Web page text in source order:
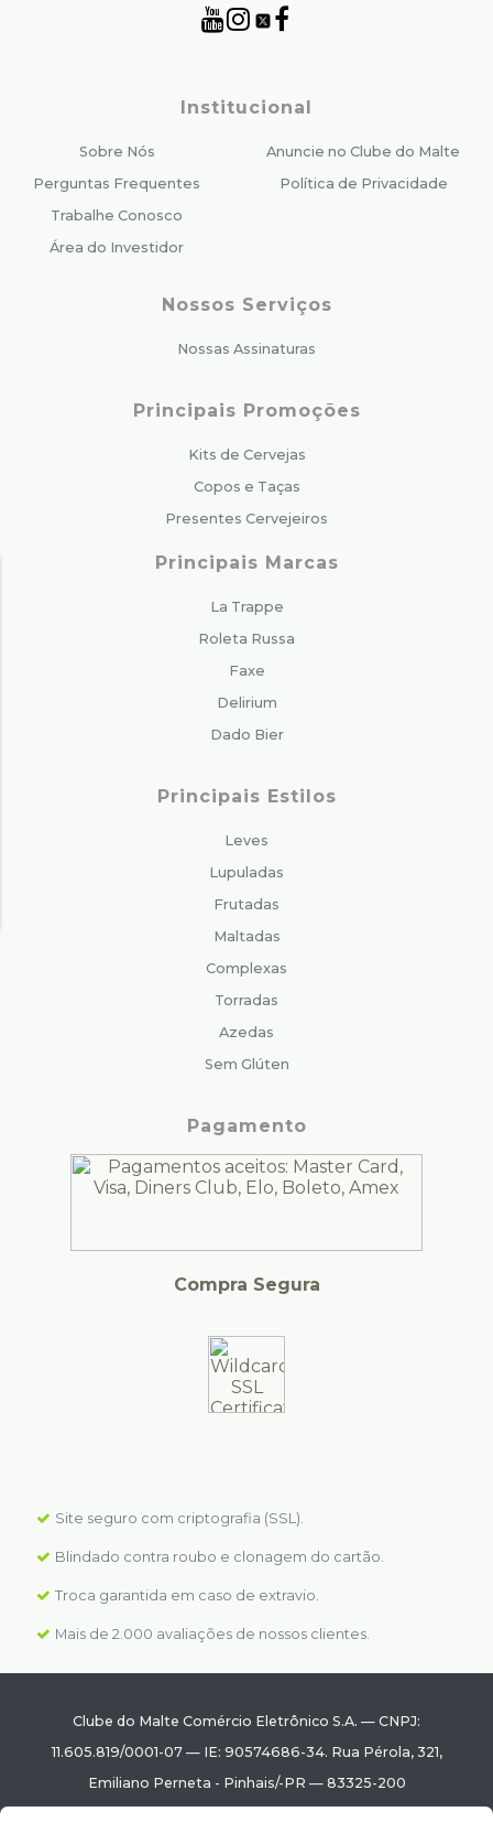
Institucional
Sobre Nós
Perguntas Frequentes
Trabalhe Conosco
Área do Investidor
Anuncie no Clube do Malte
Política de Privacidade
Nossos Serviços
Nossas Assinaturas
Principais Promoções
Kits de Cervejas
Copos e Taças
Presentes Cervejeiros
Principais Marcas
La Trappe
Roleta Russa
Faxe
Delirium
Dado Bier
Principais Estilos
Leves
Lupuladas
Frutadas
Maltadas
Complexas
Torradas
Azedas
Sem Glúten
Pagamento
Compra Segura
Site seguro com criptografia (SSL).
Blindado contra roubo e clonagem do cartão.
Troca garantida em caso de extravio.
Mais de 2.000 avaliações de nossos clientes.
Clube do Malte Comércio Eletrônico S.A. — CNPJ:
11.605.819/0001-07— IE: 90574686-34. Rua Pérola, 321,
Emiliano Perneta - Pinhais/-PR — 83325-200